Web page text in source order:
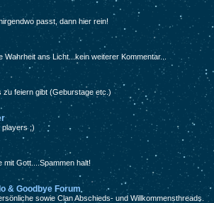
passt, dann hier rein!
Wahrheit ans Licht...kein weiterer Kommentar...
zu feiern gibt (Geburstage etc.)
players ;)
mit Gott....Spammen halt!
& Goodbye Forum
sowie Clan Abschieds- und Willkommensthreads.